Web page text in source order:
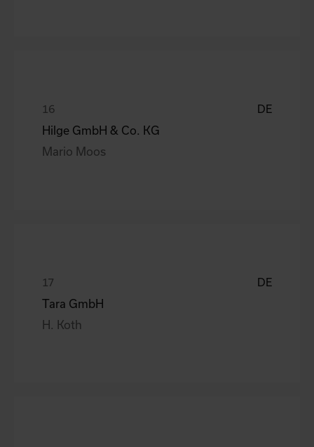
DE
Hilge GmbH & Co. KG
Mario Moos
DE
Tara GmbH
H. Koth